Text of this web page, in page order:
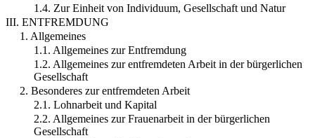
1.4. Zur Einheit von Individuum, Gesellschaft und Natur
III. ENTFREMDUNG
1. Allgemeines
1.1. Allgemeines zur Entfremdung
1.2. Allgemeines zur entfremdeten Arbeit in der bürgerlichen
Gesellschaft
2. Besonderes zur entfremdeten Arbeit
2.1. Lohnarbeit und Kapital
2.2. Allgemeines zur Frauenarbeit in der bürgerlichen
Gesellschaft